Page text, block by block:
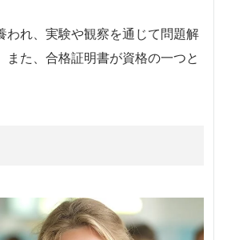
われ、実験や観察を通じて問題解
また、合格証明書が資格の一つと